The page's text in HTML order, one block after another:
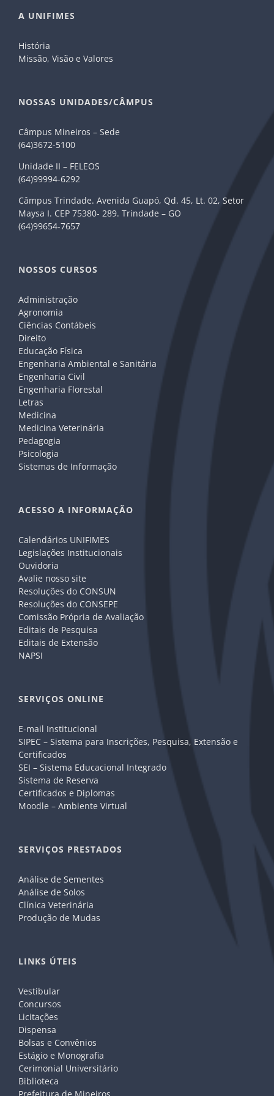
A UNIFIMES
História
Missão, Visão e Valores
NOSSAS UNIDADES/CÂMPUS
Câmpus Mineiros – Sede
(64)3672-5100
Unidade II – FELEOS
(64)99994-6292
Câmpus Trindade. Avenida Guapó, Qd. 45, Lt. 02, Setor
Maysa I. CEP 75380- 289. Trindade – GO
(64)99654-7657
NOSSOS CURSOS
Administração
Agronomia
Ciências Contábeis
Direito
Educação Física
Engenharia Ambiental e Sanitária
Engenharia Civil
Engenharia Florestal
Letras
Medicina
Medicina Veterinária
Pedagogia
Psicologia
Sistemas de Informação
ACESSO A INFORMAÇÃO
Calendários UNIFIMES
Legislações Institucionais
Ouvidoria
Avalie nosso site
Resoluções do CONSUN
Resoluções do CONSEPE
Comissão Própria de Avaliação
Editais de Pesquisa
Editais de Extensão
NAPSI
SERVIÇOS ONLINE
E-mail Institucional
SIPEC – Sistema para Inscrições, Pesquisa, Extensão e
Certificados
SEI – Sistema Educacional Integrado
Sistema de Reserva
Certificados e Diplomas
Moodle – Ambiente Virtual
SERVIÇOS PRESTADOS
Análise de Sementes
Análise de Solos
Clínica Veterinária
Produção de Mudas
LINKS ÚTEIS
Vestibular
Concursos
Licitações
Dispensa
Bolsas e Convênios
Estágio e Monografia
Cerimonial Universitário
Biblioteca